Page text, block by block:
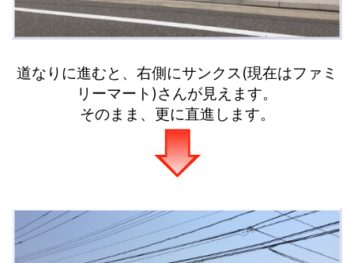
道なりに進むと、右側にサンクス(現在はファミ
リーマート)さんが見えます。
そのまま、更に直進します。